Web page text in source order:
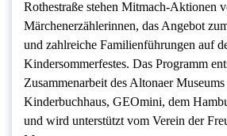
Rothestraße stehen Mitmach‐Aktionen
Märchenerzählerinnen, das Angebot
und zahlreiche Familienführungen auf
Kindersommerfestes. Das Programm
Zusammenarbeit des Altonaer
Kinderbuchhaus, GEOmini, dem
und wird unterstützt vom Verein der